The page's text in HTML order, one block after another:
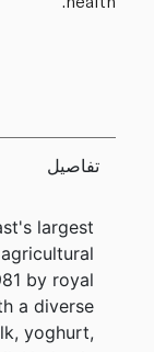
تفاصيل
largest
by royal
a diverse
yoghurt,